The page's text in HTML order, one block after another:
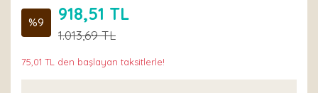
%9 918,51 TL
1.013,69 TL
75,01 TL den başlayan taksitlerle!